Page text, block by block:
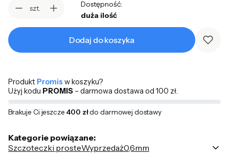
szt.
Dostępność:
duża ilość
Dodaj do koszyka
Produkt Promis w koszyku?
Użyj kodu PROMIS – darmowa dostawa od 100 zł.
Brakuje Ci jeszcze 400 złdo darmowej dostawy
Kategorie powiązane:
Szczoteczki prosteWyprzedaż0,6mm